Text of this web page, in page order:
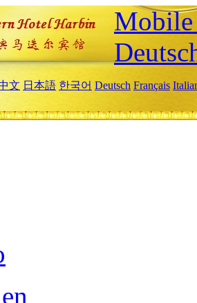
文 日本語 한국어 Deutsch Français